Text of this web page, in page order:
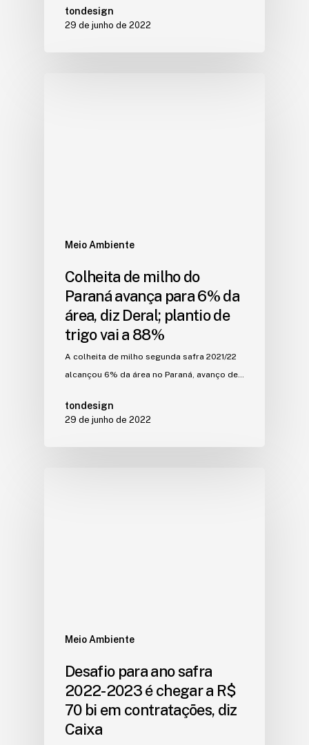
tondesign
29 de junho de 2022
Meio Ambiente
Colheita de milho do
Paraná avança para 6% da
área, diz Deral; plantio de
trigo vai a 88%
A colheita de milho segunda safra 2021/22
alcançou 6% da área no Paraná, avanço de…
tondesign
29 de junho de 2022
Meio Ambiente
Desafio para ano safra
2022-2023 é chegar a R$
70 bi em contratações, diz
Caixa